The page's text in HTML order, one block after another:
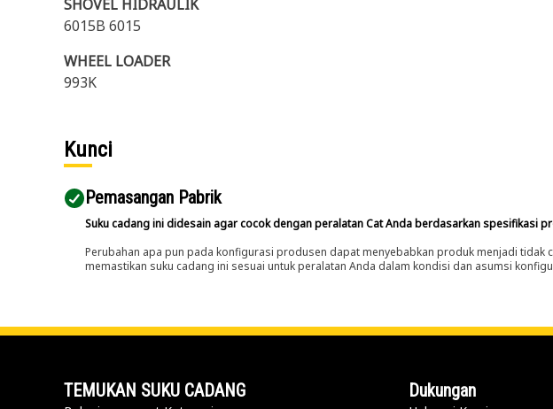
SHOVEL HIDRAULIK
6015B 6015
WHEEL LOADER
993K
Kunci
Pemasangan Pabrik
Suku cadang ini didesain agar cocok dengan peralatan Cat Anda berdasarkan spesifikasi
Perubahan apa pun pada konfigurasi produsen dapat menyebabkan produk menjadi tidak
memastikan suku cadang ini sesuai untuk peralatan Anda dalam kondisi dan asumsi
TEMUKAN SUKU CADANG Dukungan